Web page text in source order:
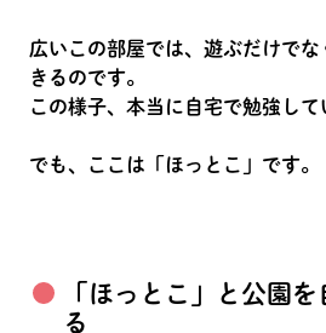
広いこの部屋では、遊ぶだけで
きるのです。
この様子、本当に自宅で勉強して
でも、ここは「ほっとこ」です。
「ほっとこ」と公園
る